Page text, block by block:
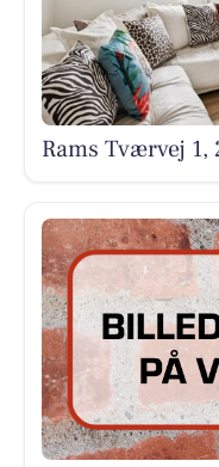
Rams Tværvej